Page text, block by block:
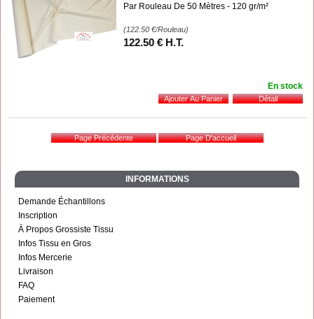
INFORMATIONS
Demande Échantillons
Inscription
À Propos Grossiste Tissu
Infos Tissu en Gros
Infos Mercerie
Livraison
FAQ
Paiement
Par Rouleau De 50 Mètres - 120 gr/m²
(122.50 €/Rouleau)
122.50 € H.T.
En stock